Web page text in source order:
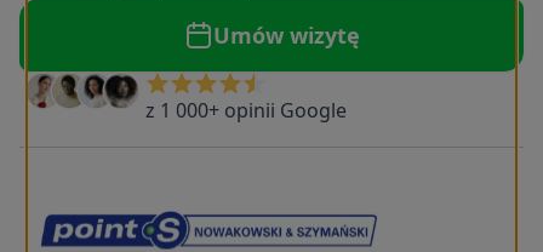
z 1 000+ opinii Google
Umów wizytę